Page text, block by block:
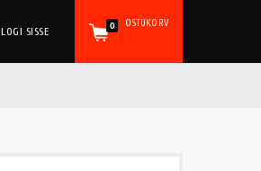
OSTUKORV
0
LOGI SISSE